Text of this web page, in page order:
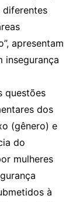
diferentes
apresentam
insegurança
questões
dos
(gênero) e
do
mulheres
à